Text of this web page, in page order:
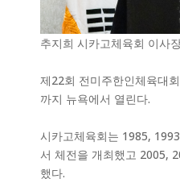
추지희 시카고체육회 이사
제22회 전미주한인체육대
까지 뉴욕에서 열린다.
시카고체육회는 1985,
서 체전을 개최했고 2005,
했다.